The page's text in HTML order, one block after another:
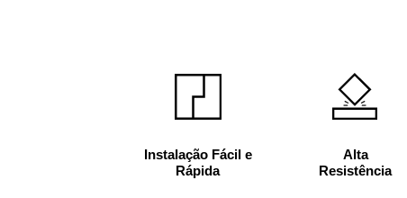
Instalação Fácil e
Rápida
Alta
Resistência